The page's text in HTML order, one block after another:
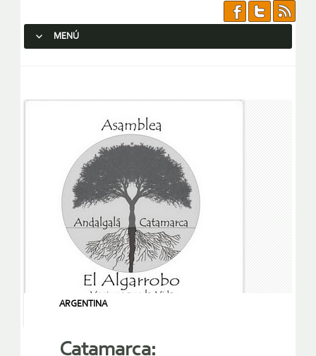
MENÚ
ARGENTINA
Catamarca: